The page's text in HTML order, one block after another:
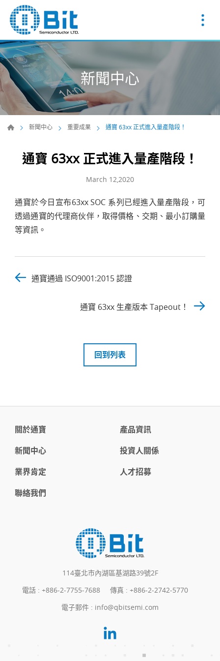
新聞中心
新聞中心 重要成果 通寶 63xx 正式進入量產階段！
通寶 63xx 正式進入量產階段！
March 12,2020
通寶於今日宣布63xx SOC 系列已經進入量產階段，可
透過通寶的代理商伙伴，取得價格、交期、最小訂購量
等資訊。
通寶通過 ISO9001:2015 認證
通寶 63xx 生產版本 Tapeout！
回到列表
關於通寶
產品資訊
新聞中心
投資人關係
業界肯定
人才招募
聯絡我們
114臺北市內湖區基湖路39號2F
電話 : +886-2-7755-7688
傳真 : +886-2-2742-5770
電子郵件 : info@qbitsemi.com